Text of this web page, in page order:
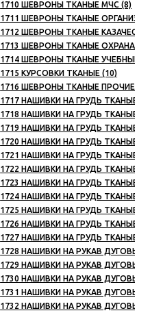
1710 ШЕВРОНЫ ТКАНЫЕ МЧС (8)
1711 ШЕВРОНЫ ТКАНЫЕ
1712 ШЕВРОНЫ ТКАНЫЕ КАЗАЧЕСТВО
1713 ШЕВРОНЫ ТКАНЫЕ ОХРАНА (4)
1714 ШЕВРОНЫ ТКАНЫЕ УЧЕБНЫЕ
1715 КУРСОВКИ ТКАНЫЕ (10)
1716 ШЕВРОНЫ ТКАНЫЕ ПРОЧИЕ (12)
1717 НАШИВКИ НА ГРУДЬ ТКАНЫЕ
1718 НАШИВКИ НА ГРУДЬ ТКАНЫЕ ВС
1719 НАШИВКИ НА ГРУДЬ ТКАНЫЕ ПС (2)
1720 НАШИВКИ НА ГРУДЬ ТКАНЫЕ ВМФ
1721 НАШИВКИ НА ГРУДЬ ТКАНЫЕ МВД
1722 НАШИВКИ НА ГРУДЬ ТКАНЫЕ ВВ (2)
1723 НАШИВКИ НА ГРУДЬ ТКАНЫЕ МЮ
1724 НАШИВКИ НА ГРУДЬ ТКАНЫЕ МЧС
1725 НАШИВКИ НА ГРУДЬ ТКАНЫЕ
1726 НАШИВКИ НА ГРУДЬ ТКАНЫЕ
1727 НАШИВКИ НА ГРУДЬ ТКАНЫЕ РФ И
1728 НАШИВКИ НА РУКАВ ДУГОВЫЕ
1729 НАШИВКИ НА РУКАВ ДУГОВЫЕ
1730 НАШИВКИ НА РУКАВ ДУГОВЫЕ
1731 НАШИВКИ НА РУКАВ ДУГОВЫЕ
1732 НАШИВКИ НА РУКАВ ДУГОВЫЕ